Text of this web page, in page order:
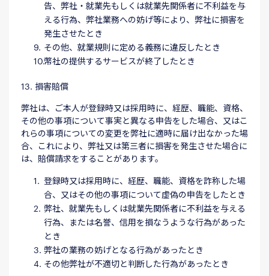
告、弊社・就業先もしくは就業先関係者に不利益を与
える行為、弊社業務への妨げ等により、弊社に損害を
発生させたとき
その他、就業規則に定める義務に違反したとき
幣社の提供するサービスが終了したとき
13. 損害賠償
弊社は、ご本人が登録時又は採用時に、経歴、職能、資格、
その他の事項について事実と異なる申告をした場合、又はこ
れらの事項についての変更を弊社に適時に届け出なかった場
合、これにより、弊社又は第三者に損害を発生させた場合に
は、賠償請求をすることがあります。
登録時又は採用時に、経歴、職能、資格を詐称した場
合、又はその他の事項について虚偽の申告をしたとき
弊社、就業先もしくは就業先関係者に不利益を与える
行為、または名誉、信用を損なうような行為があった
とき
弊社の業務の妨げとなる行為があったとき
その他弊社が不適切と判断した行為があったとき